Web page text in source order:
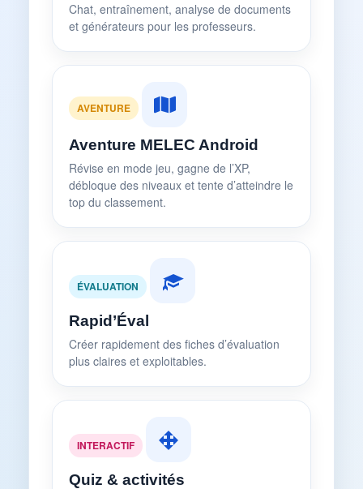
Chat, entraînement, analyse de documents
et générateurs pour les professeurs.
AVENTURE
Aventure MELEC Android
Révise en mode jeu, gagne de l’XP,
débloque des niveaux et tente d’atteindre le
top du classement.
ÉVALUATION
Rapid’Éval
Créer rapidement des fiches d’évaluation
plus claires et exploitables.
INTERACTIF
Quiz & activités